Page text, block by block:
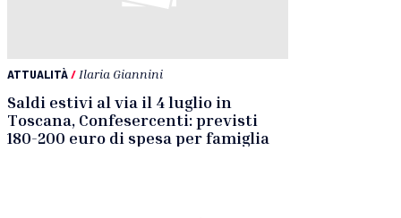
ATTUALITÀ/ Ilaria Giannini
Saldi estivi al via il 4 luglio in
Toscana, Confesercenti: previsti
180-200 euro di spesa per famiglia